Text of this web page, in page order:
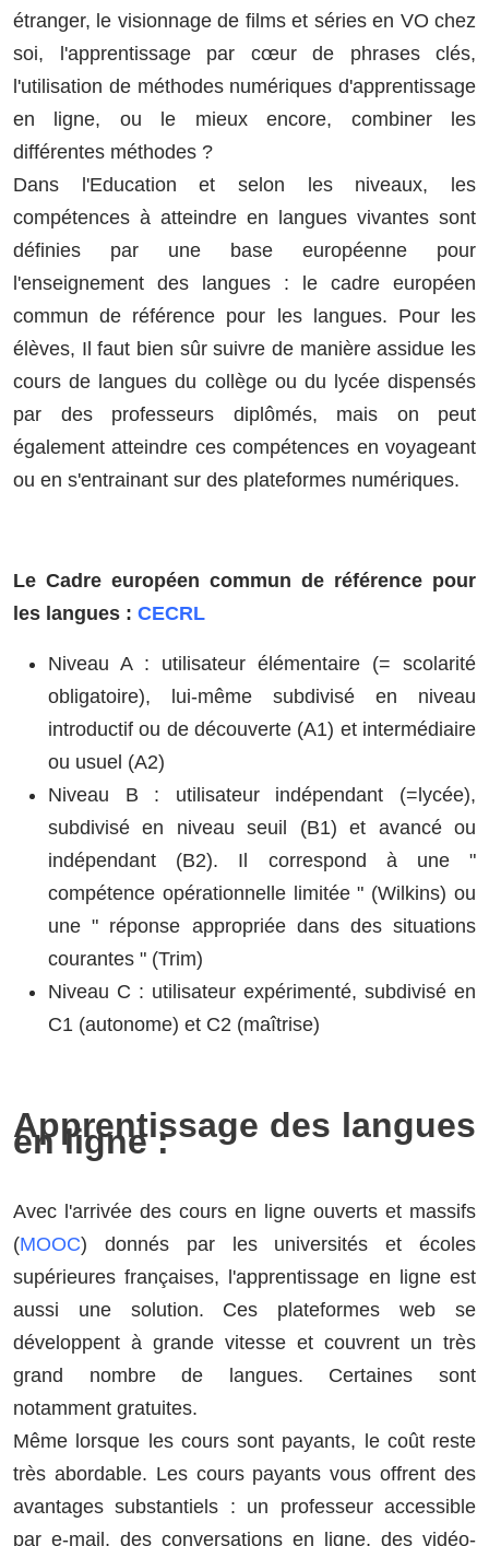
étranger, le visionnage de films et séries en VO chez
soi, l'apprentissage par cœur de phrases clés,
l'utilisation de méthodes numériques d'apprentissage
en ligne, ou le mieux encore, combiner les
différentes méthodes ?
Dans l'Education et selon les niveaux, les
compétences à atteindre en langues vivantes sont
définies par une base européenne pour
l'enseignement des langues : le cadre européen
commun de référence pour les langues. Pour les
élèves, Il faut bien sûr suivre de manière assidue les
cours de langues du collège ou du lycée dispensés
par des professeurs diplômés, mais on peut
également atteindre ces compétences en voyageant
ou en s'entrainant sur des plateformes numériques.
Le Cadre européen commun de référence pour
les langues : CECRL
Niveau A : utilisateur élémentaire (= scolarité
obligatoire), lui-même subdivisé en niveau
introductif ou de découverte (A1) et intermédiaire
ou usuel (A2)
Niveau B : utilisateur indépendant (=lycée),
subdivisé en niveau seuil (B1) et avancé ou
indépendant (B2). Il correspond à une "
compétence opérationnelle limitée " (Wilkins) ou
une " réponse appropriée dans des situations
courantes " (Trim)
Niveau C : utilisateur expérimenté, subdivisé en
C1 (autonome) et C2 (maîtrise)
Apprentissage des langues
en ligne :
Avec l'arrivée des cours en ligne ouverts et massifs
(MOOC) donnés par les universités et écoles
supérieures françaises, l'apprentissage en ligne est
aussi une solution. Ces plateformes web se
développent à grande vitesse et couvrent un très
grand nombre de langues. Certaines sont
notamment gratuites.
Même lorsque les cours sont payants, le coût reste
très abordable. Les cours payants vous offrent des
avantages substantiels : un professeur accessible
par e-mail, des conversations en ligne, des vidéo-